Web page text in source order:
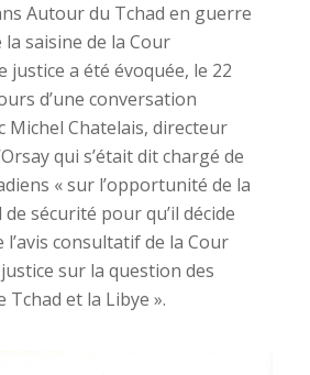
Autour du Tchad en guerre
la saisine de la Cour
a été évoquée, le 22
d’une conversation
Michel Chatelais, directeur
qui s’était dit chargé de
« sur l’opportunité de la
sécurité pour qu’il décide
l’avis consultatif de la Cour
sur la question des
et la Libye ».